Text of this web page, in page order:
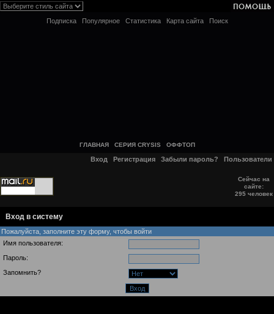
Подписка Популярное Статистика Карта сайта Поиск
ГЛАВНАЯ СЕРИЯ CRYSIS ОФФТОП
Вход Регистрация Забыли пароль? Пользователи
Сейчас на
сайте:
295 человек
Вход в систему
Пожалуйста, заполните эту форму, чтобы войти
Имя пользователя:
Пароль:
Запомнить?